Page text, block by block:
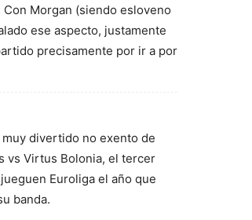
Morgan (siendo esloveno
ese aspecto, justamente
precisamente por ir a por
divertido no exento de
vs Virtus Bolonia, el tercer
Euroliga el año que
banda.